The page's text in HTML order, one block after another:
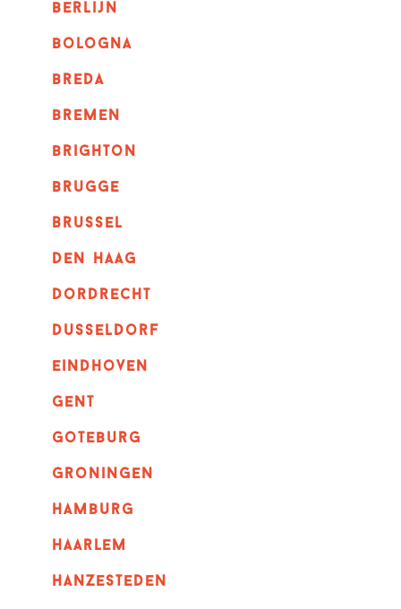
berlijn
bologna
breda
bremen
brighton
brugge
Brussel
Den haag
dordrecht
dusseldorf
eindhoven
GENT
goteburg
groningen
hamburg
haarlem
hanzesteden